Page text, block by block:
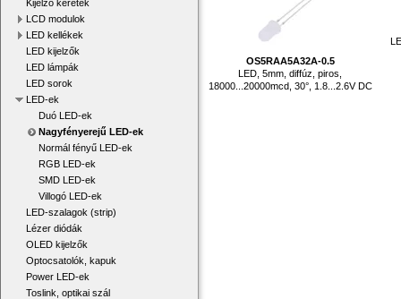
Kijelző keretek
LCD modulok
LED kellékek
LED kijelzők
LED lámpák
LED sorok
LED-ek
Duó LED-ek
Nagyfényerejű LED-ek
Normál fényű LED-ek
RGB LED-ek
SMD LED-ek
Villogó LED-ek
LED-szalagok (strip)
Lézer diódák
OLED kijelzők
Optocsatolók, kapuk
Power LED-ek
Toslink, optikai szál
OS5RAA5A32A-0.5
LED, 5mm, diffúz, piros,
18000...20000mcd, 30°, 1.8...2.6V DC